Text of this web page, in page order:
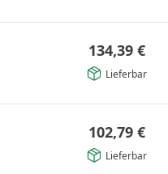
134,39 €
Lieferbar
102,79 €
Lieferbar